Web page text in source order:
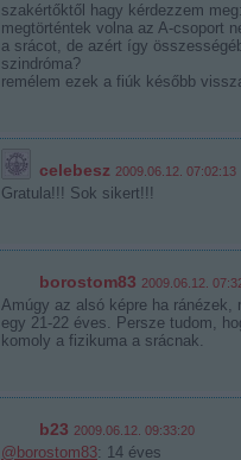
szakértőktől hagy kérdezzem
megtörténtek volna az A-csoport
a srácot, de azért így
szindróma?
remélem ezek a fiúk később
celebesz 2009.06.12. 07:02:13
Gratula!!! Sok sikert!!!
borostom83 2009.06.12.
Amúgy az alsó képre ha ránézek,
egy 21-22 éves. Persze tudom,
komoly a fizikuma a srácnak.
b23 2009.06.12. 09:33:20
@borostom83: 14 éves